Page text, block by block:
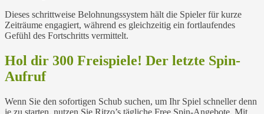
Dieses schrittweise Belohnungssystem hält die Spieler für kurze
Zeiträume engagiert, während es gleichzeitig ein fortlaufendes
Gefühl des Fortschritts vermittelt.
Hol dir 300 Freispiele! Der letzte Spin-
Aufruf
Wenn Sie den sofortigen Schub suchen, um Ihr Spiel schneller denn
je zu starten, nutzen Sie Ritzo’s tägliche Free Spin-Angebote. Mit